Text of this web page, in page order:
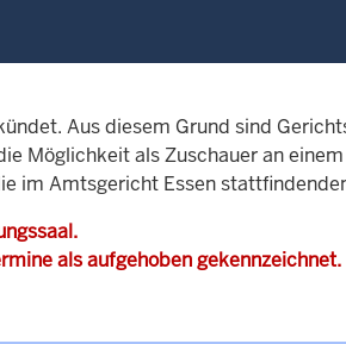
Aus diesem Grund sind
Möglichkeit als Zuschauer an
im Amtsgericht Essen
als aufgehoben gekennzeichnet.